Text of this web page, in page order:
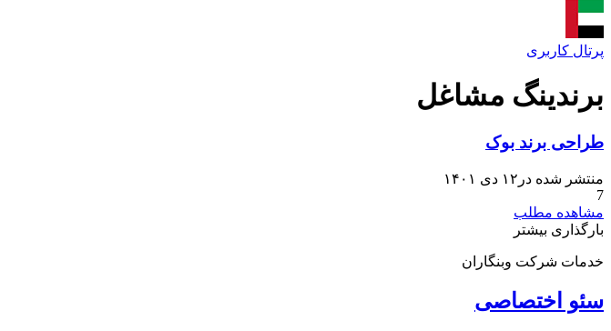
پرتال کاربری
برندینگ مشاغل
طراحی برند بوک
منتشر شده در۱۲ دی ۱۴۰۱
7
مشاهده مطلب
بارگذاری بیشتر
خدمات شرکت وبنگاران
سئو اختصاصی